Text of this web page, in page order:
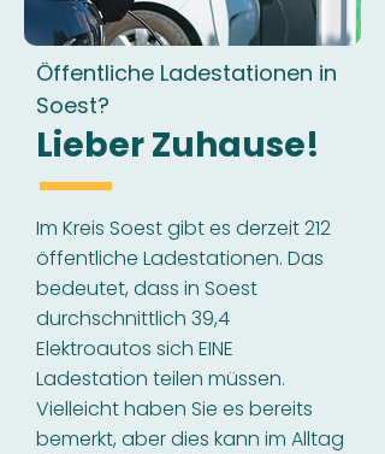
Öffentliche Ladestationen in
Soest?
Lieber Zuhause!
Im Kreis Soest gibt es derzeit 212
öffentliche Ladestationen. Das
bedeutet, dass in Soest
durchschnittlich 39,4
Elektroautos sich EINE
Ladestation teilen müssen.
Vielleicht haben Sie es bereits
bemerkt, aber dies kann im Alltag